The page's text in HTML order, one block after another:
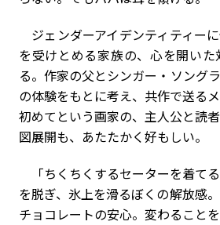
ジェンダーアイデンティティー
を受けとめる家族の、心を開い
る。作家の父とシンガー・ソング
の体験をもとに考え、共作で送る
初めてという画家の、主人公と読
図展開も、あたたかく好もしい。
「ちくちくするセーターを着て
を脱ぎ、氷上を滑るぼくの解放感
チョコレートの安心。変わること